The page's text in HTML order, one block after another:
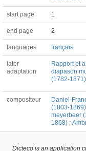
start page 1
end page 2
languages français
later
adaptation
Rapport et
diapason
(1782-1871)
compositeur Daniel-
(1803-1869)
meyerbeer
1868) ;
Dicteco is an application